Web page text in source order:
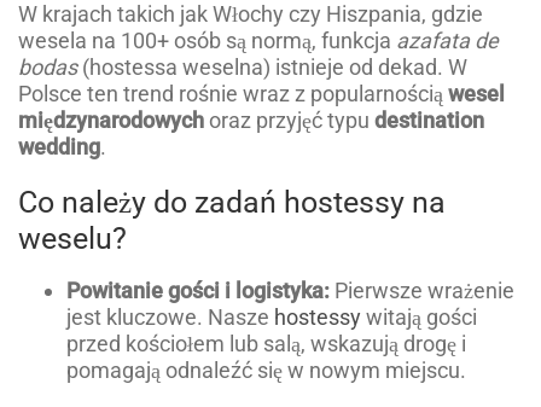
W krajach takich jak Włochy czy Hiszpania, gdzie
wesela na 100+ osób są normą, funkcja azafata de
bodas(hostessa weselna) istnieje od dekad. W
Polsce ten trend rośnie wraz z popularnością wesel
międzynarodowych oraz przyjęć typu destination
wedding.
Co należy do zadań hostessy na
weselu?
Powitanie gości i logistyka: Pierwsze wrażenie
jest kluczowe. Nasze hostessy witają gości
przed kościołem lub salą, wskazują drogę i
pomagają odnaleźć się w nowym miejscu.